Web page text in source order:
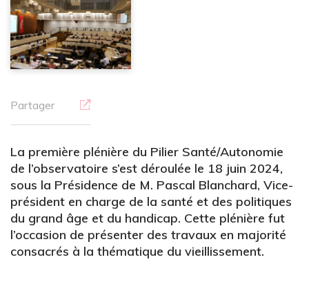
Partager
La première plénière du Pilier Santé/Autonomie
de l’observatoire s’est déroulée le 18 juin 2024,
sous la Présidence de M. Pascal Blanchard, Vice-
président en charge de la santé et des politiques
du grand âge et du handicap. Cette plénière fut
l’occasion de présenter des travaux en majorité
consacrés à la thématique du vieillissement.